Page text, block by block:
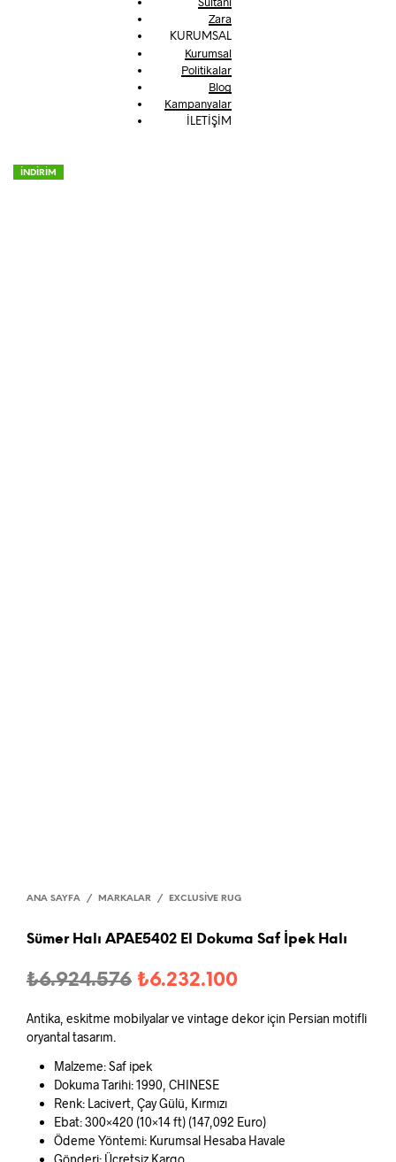
Zara
KURUMSAL
Kurumsal
Politikalar
Blog
Kampanyalar
İLETİŞİM
İNDİRİM
ANA SAYFA / MARKALAR / EXCLUSIVE RUG
Sümer Halı APAE5402 El Dokuma Saf İpek Halı
₺6.924.576 Orijinal
fiyat:
₺6.232.100Şu
andaki
Antika, eskitme mobilyalar ve vintage dekor için Persian motifli
oryantal tasarım.
Malzeme: Saf ipek
Dokuma Tarihi: 1990, CHINESE
Renk: Lacivert, Çay Gülü, Kırmızı
Ebat: 300×420 (10×14 ft) (147,092 Euro)
Ödeme Yöntemi: Kurumsal Hesaba Havale
Gönderi: Ücretsiz Kargo